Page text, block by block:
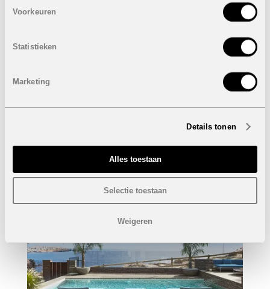
Voorkeuren
Statistieken
Marketing
Details tonen
Alles toestaan
Selectie toestaan
Weigeren
Bebouwde oppervlakte woning: van 255 m² tot 265 m²
Bebouwde oppervlakte garage: 45 m²
VERKOCHT
Binnen- en buitenverlichting (LED)
Privaat zwembad: 9 x 4 meter met cover en
Elektrische keukentoestellen (koelkast, afwasmachine,
oven, dampkap, wijnkoeler